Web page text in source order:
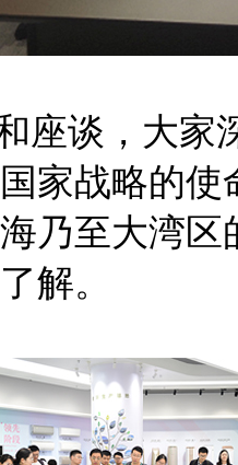
座谈，大家
家战略的
乃至大湾
解。